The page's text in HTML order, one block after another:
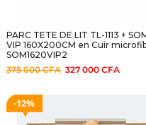
PARC TETE DE LIT TL-1113 +
VIP 160X200CM en Cuir
SOM1620VIP2
375 000CFA 327 000 CFA
12%